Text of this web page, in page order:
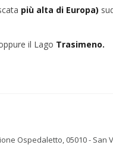
più alta di Europa)
il Lago Trasimeno.
Ospedaletto, 05010 - San